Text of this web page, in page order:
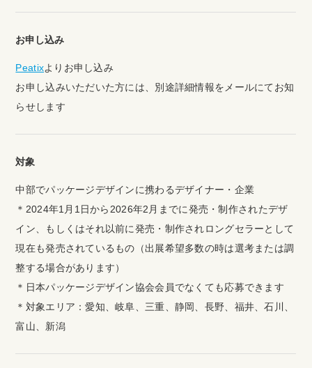
お申し込み
Peatixよりお申し込み
お申し込みいただいた方には、別途詳細情報をメールにてお知
らせします
対象
中部でパッケージデザインに携わるデザイナー・企業
＊2024年1月1日から2026年2月までに発売・制作されたデザ
イン、もしくはそれ以前に発売・制作されロングセラーとして
現在も発売されているもの（出展希望多数の時は選考または調
整する場合があります）
＊日本パッケージデザイン協会会員でなくても応募できます
＊対象エリア：愛知、岐阜、三重、静岡、長野、福井、石川、
富山、新潟